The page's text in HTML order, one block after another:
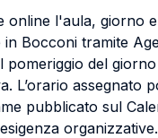
online l'aula, giorno
Bocconi tramite
pomeriggio del
L’orario assegnato
pubblicato sul